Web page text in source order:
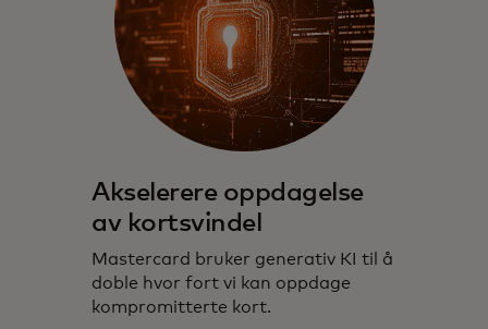
Akselerere oppdagelse
av kortsvindel
Mastercard bruker generativ KI til å
doble hvor fort vi kan oppdage
kompromitterte kort.